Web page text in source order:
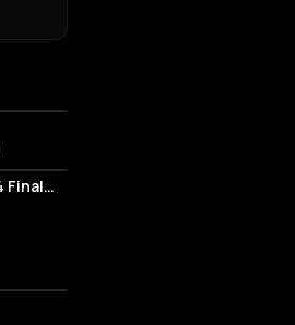
Viewing "Drag Race S4 Finale" avec Perseo et Creatine Price